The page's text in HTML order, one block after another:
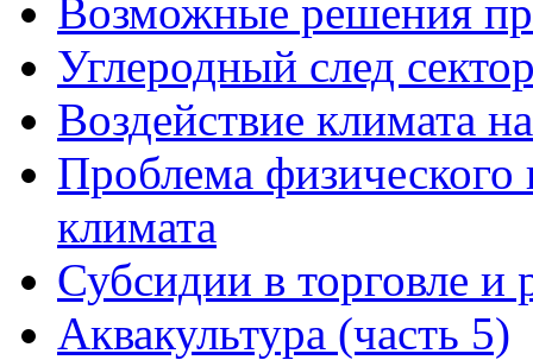
Возможные решения
Углеродный след
Воздействие климата
Проблема физического
климата
Субсидии в торговле и
Аквакультура (часть 5)